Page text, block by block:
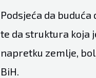
Podsjeća da
te da struktura koja
napretku zemlje,
BiH.